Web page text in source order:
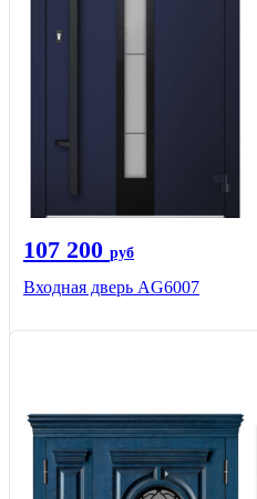
107 200 руб
Входная дверь AG6007